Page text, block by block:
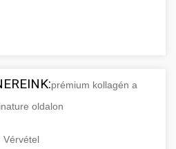
prémium kollagén a
oldalon
Vérvétel